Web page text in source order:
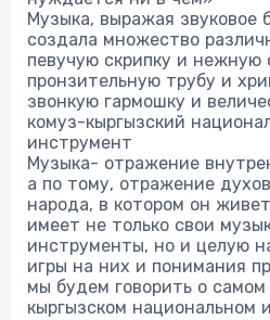
Музыка, выражая звуковое
создала множество
певучую скрипку и нежную
пронзительную трубу и
звонкую гармошку и
комуз-кыргызский
инструмент
Музыка- отражение
а по тому, отражение
народа, в котором он
имеет не только свои
инструменты, но и целую
игры на них и понимания
мы будем говорить о самом
кыргызском национальном